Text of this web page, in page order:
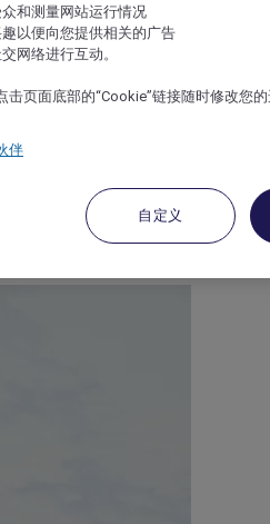
和测量网站运行情况
以便向您提供相关的广告
网络进行互动。
击页面底部的“Cookie”链接随时修改您的
伴
自定义